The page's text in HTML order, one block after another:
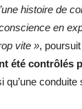
histoire de
en
vite »,
été contrôlés
conduite